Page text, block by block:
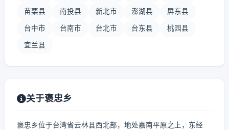
苗栗县 南投县 新北市 澎湖县 屏东县
台中市 台南市 台北市 台东县 桃园县
宜兰县
关于褒忠乡
褒忠乡位于台湾省云林县西北部，地处嘉南平原之上，东经